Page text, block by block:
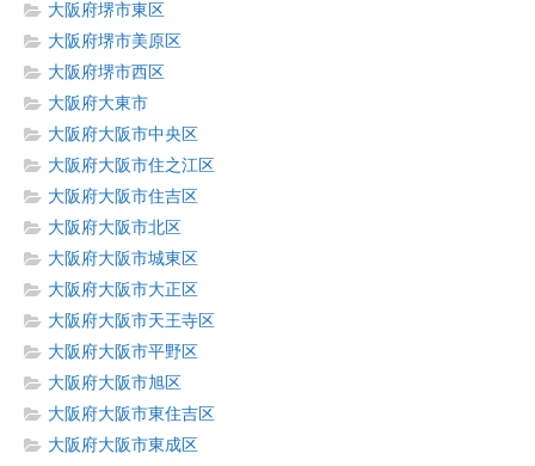
大阪府堺市東区
大阪府堺市美原区
大阪府堺市西区
大阪府大東市
大阪府大阪市中央区
大阪府大阪市住之江区
大阪府大阪市住吉区
大阪府大阪市北区
大阪府大阪市城東区
大阪府大阪市大正区
大阪府大阪市天王寺区
大阪府大阪市平野区
大阪府大阪市旭区
大阪府大阪市東住吉区
大阪府大阪市東成区